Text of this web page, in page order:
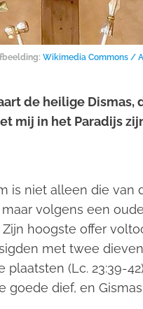
Wikimedia Commons /
de heilige Dismas,
mij in het Paradijs
is niet alleen die van
volgens een
hoogste offer
met twee
(Lc. 23:39-
goede dief, en